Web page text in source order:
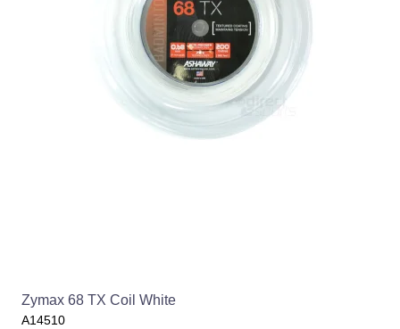
Zymax 68 TX Coil White
A14510